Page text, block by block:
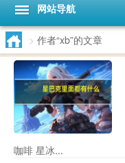
网站导航
> 作者“xb”的文章
咖啡 星冰...